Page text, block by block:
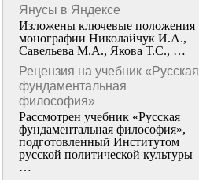
Янусы в Яндексе
Изложены ключевые положения
монографии Николайчук И.А.,
Савельева М.А., Якова Т.С., …
Рецензия на учебник «Русская
фундаментальная
философия»
Рассмотрен учебник «Русская
фундаментальная философия»,
подготовленный Институтом
русской политической культуры
…